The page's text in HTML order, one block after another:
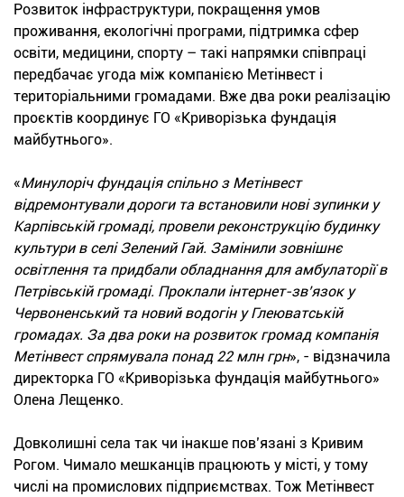
Розвиток інфраструктури, покращення умов
проживання, екологічні програми, підтримка сфер
освіти, медицини, спорту – такі напрямки співпраці
передбачає угода між компанією Метінвест і
територіальними громадами. Вже два роки реалізацію
проєктів координує ГО «Криворізька фундація
майбутнього».
«Минулоріч фундація спільно з Метінвест
відремонтували дороги та встановили нові зупинки у
Карпівській громаді, провели реконструкцію будинку
культури в селі Зелений Гай. Замінили зовнішнє
освітлення та придбали обладнання для амбулаторії в
Петрівській громаді. Проклали інтернет-зв’язок у
Червоненський та новий водогін у Глеюватській
громадах. За два роки на розвиток громад компанія
Метінвест спрямувала понад 22 млн грн», - відзначила
директорка ГО «Криворізька фундація майбутнього»
Олена Лещенко.
Довколишні села так чи інакше пов’язані з Кривим
Рогом. Чимало мешканців працюють у місті, у тому
числі на промислових підприємствах. Тож Метінвест